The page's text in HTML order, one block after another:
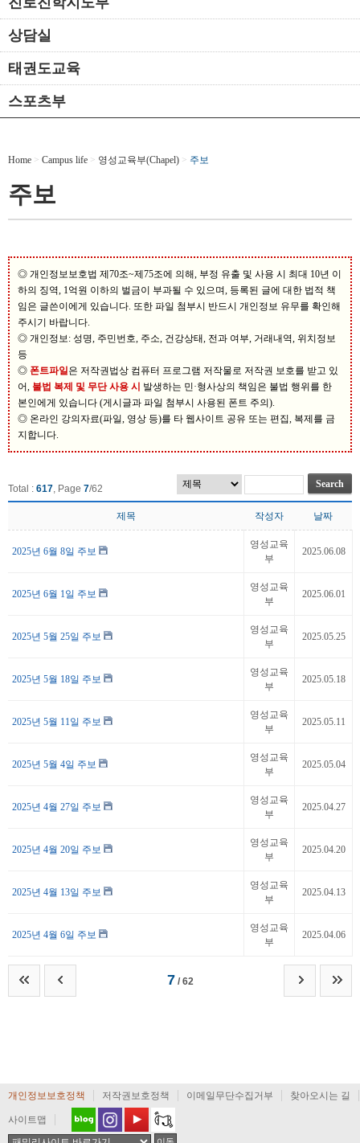
상담실
태권도교육
스포츠부
Home > Campus life > 영성교육부(Chapel) > 주보
주보
◎ 개인정보보호법 제70조~제75조에 의해, 부정 유출 및 사용 시 최대 10년 이
하의 징역, 1억원 이하의 벌금이 부과될 수 있으며, 등록된 글에 대한 법적 책
임은 글쓴이에게 있습니다. 또한 파일 첨부시 반드시 개인정보 유무를 확인해
주시기 바랍니다.
◎ 개인정보: 성명, 주민번호, 주소, 건강상태, 전과 여부, 거래내역, 위치정보
등
◎ 폰트파일은 저작권법상 컴퓨터 프로그램 저작물로 저작권 보호를 받고 있
어, 불법 복제 및 무단 사용 시 발생하는 민·형사상의 책임은 불법 행위를 한
본인에게 있습니다 (게시글과 파일 첨부시 사용된 폰트 주의).
◎ 온라인 강의자료(파일, 영상 등)를 타 웹사이트 공유 또는 편집, 복제를 금
지합니다.
Total : 617, Page 7/62
제목 작성자 날짜
2025년 6월 8일 주보
영성교육
부
2025.06.08
2025년 6월 1일 주보
영성교육
부
2025.06.01
2025년 5월 25일 주보
영성교육
부
2025.05.25
2025년 5월 18일 주보
영성교육
부
2025.05.18
2025년 5월 11일 주보
영성교육
부
2025.05.11
2025년 5월 4일 주보
영성교육
부
2025.05.04
2025년 4월 27일 주보
영성교육
부
2025.04.27
2025년 4월 20일 주보
영성교육
부
2025.04.20
2025년 4월 13일 주보
영성교육
부
2025.04.13
2025년 4월 6일 주보
영성교육
부
2025.04.06
7 / 62
개인정보보호정책 저작권보호정책 이메일무단수집거부 찾아오시는 길
사이트맵